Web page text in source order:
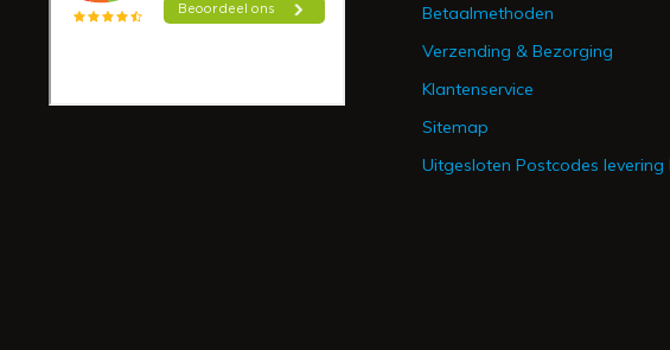
Betaalmethoden
Verzending & Bezorging
Klantenservice
Sitemap
Uitgesloten Postcodes levering